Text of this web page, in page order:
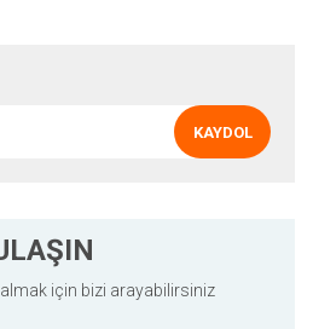
KAYDOL
almak için bizi arayabilirsiniz